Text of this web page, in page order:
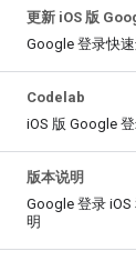
更新 iOS 版
Google 登录快
Codelab
iOS 版 Google
版本说明
Google 登录 iOS
明